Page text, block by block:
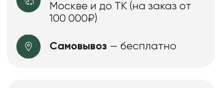
Москве и до ТК (на заказ от
100 000₽)
Самовывоз — бесплатно